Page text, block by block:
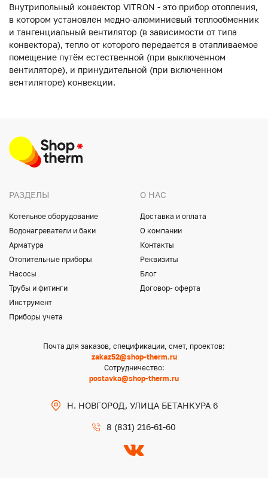
Внутрипольный конвектор VITRON - это прибор отопления,
в котором установлен медно-алюминиевый теплообменник
и тангенциальный вентилятор (в зависимости от типа
конвектора), тепло от которого передается в отапливаемое
помещение путём естественной (при выключенном
вентиляторе), и принудительной (при включенном
вентиляторе) конвекции.
РАЗДЕЛЫ
Котельное оборудование
Водонагреватели и баки
Арматура
Отопительные приборы
Насосы
Трубы и фитинги
Инструмент
Приборы учета
О НАС
Доставка и оплата
О компании
Контакты
Реквизиты
Блог
Договор- оферта
Почта для заказов, спецификации, смет, проектов:
zakaz52@shop-therm.ru
Сотрудничество:
postavka@shop-therm.ru
Н. НОВГОРОД, УЛИЦА БЕТАНКУРА 6
8 (831) 216-61-60